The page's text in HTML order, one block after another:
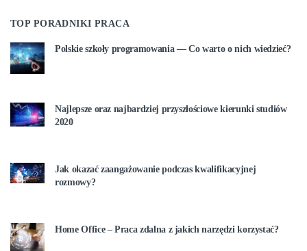
TOP PORADNIKI PRACA
Polskie szkoły programowania — Co warto o nich wiedzieć?
Najlepsze oraz najbardziej przyszłościowe kierunki studiów
2020
Jak okazać zaangażowanie podczas kwalifikacyjnej
rozmowy?
Home Office – Praca zdalna z jakich narzędzi korzystać?